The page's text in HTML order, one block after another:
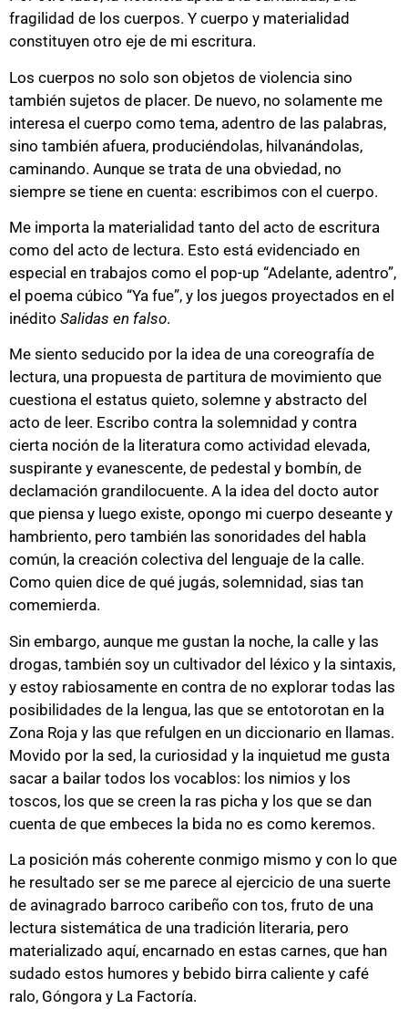
fragilidad de los cuerpos. Y cuerpo y materialidad
constituyen otro eje de mi escritura.
Los cuerpos no solo son objetos de violencia sino
también sujetos de placer. De nuevo, no solamente me
interesa el cuerpo como tema, adentro de las palabras,
sino también afuera, produciéndolas, hilvanándolas,
caminando. Aunque se trata de una obviedad, no
siempre se tiene en cuenta: escribimos con el cuerpo.
Me importa la materialidad tanto del acto de escritura
como del acto de lectura. Esto está evidenciado en
especial en trabajos como el pop-up “Adelante, adentro”,
el poema cúbico “Ya fue”, y los juegos proyectados en el
inédito Salidas en falso.
Me siento seducido por la idea de una coreografía de
lectura, una propuesta de partitura de movimiento que
cuestiona el estatus quieto, solemne y abstracto del
acto de leer. Escribo contra la solemnidad y contra
cierta noción de la literatura como actividad elevada,
suspirante y evanescente, de pedestal y bombín, de
declamación grandilocuente. A la idea del docto autor
que piensa y luego existe, opongo mi cuerpo deseante y
hambriento, pero también las sonoridades del habla
común, la creación colectiva del lenguaje de la calle.
Como quien dice de qué jugás, solemnidad, sias tan
comemierda.
Sin embargo, aunque me gustan la noche, la calle y las
drogas, también soy un cultivador del léxico y la sintaxis,
y estoy rabiosamente en contra de no explorar todas las
posibilidades de la lengua, las que se entotorotan en la
Zona Roja y las que refulgen en un diccionario en llamas.
Movido por la sed, la curiosidad y la inquietud me gusta
sacar a bailar todos los vocablos: los nimios y los
toscos, los que se creen la ras picha y los que se dan
cuenta de que embeces la bida no es como keremos.
La posición más coherente conmigo mismo y con lo que
he resultado ser se me parece al ejercicio de una suerte
de avinagrado barroco caribeño con tos, fruto de una
lectura sistemática de una tradición literaria, pero
materializado aquí, encarnado en estas carnes, que han
sudado estos humores y bebido birra caliente y café
ralo, Góngora y La Factoría.